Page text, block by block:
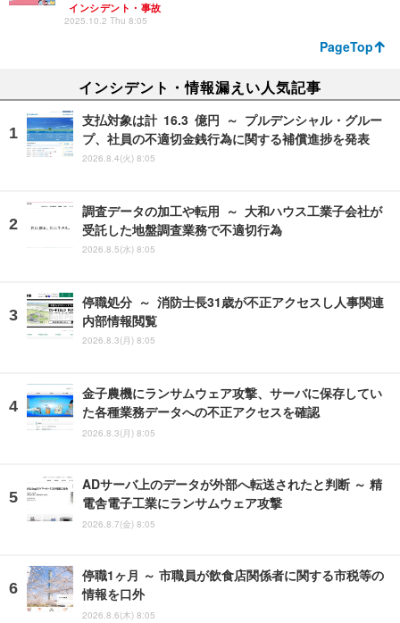
インシデント・事故
2025.10.2 Thu 8:05
PageTop
インシデント・情報漏えい人気記事
支払対象は計 16.3 億円 ～ プルデンシャル・グルー
プ、社員の不適切金銭行為に関する補償進捗を発表
2026.8.4(火) 8:05
調査データの加工や転用 ～ 大和ハウス工業子会社が
受託した地盤調査業務で不適切行為
2026.8.5(水) 8:05
停職処分 ～ 消防士長31歳が不正アクセスし人事関連
内部情報閲覧
2026.8.3(月) 8:05
金子農機にランサムウェア攻撃、サーバに保存してい
た各種業務データへの不正アクセスを確認
2026.8.3(月) 8:05
ADサーバ上のデータが外部へ転送されたと判断 ～ 精
電舎電子工業にランサムウェア攻撃
2026.8.7(金) 8:05
停職1ヶ月 ～ 市職員が飲食店関係者に関する市税等の
情報を口外
2026.8.6(木) 8:05